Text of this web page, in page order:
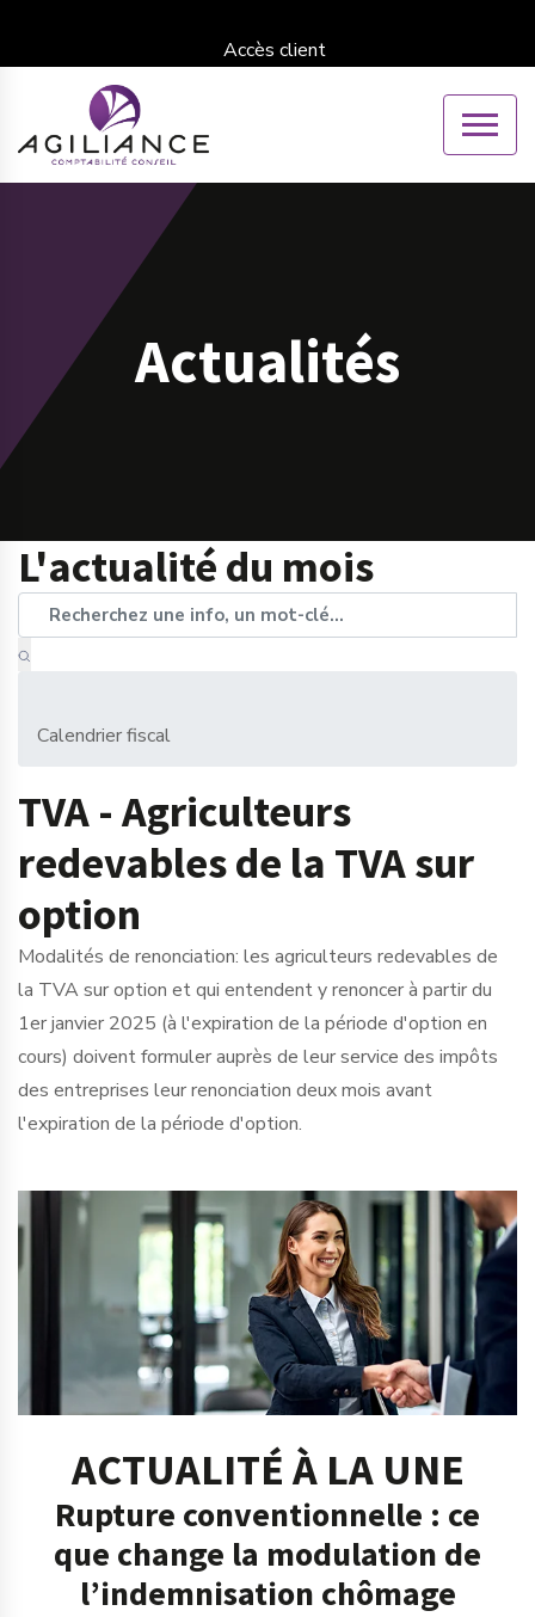
Accès client
Actualités
L'actualité du mois
Calendrier fiscal
TVA - Agriculteurs
redevables de la TVA sur
option
Modalités de renonciation: les agriculteurs redevables de
la TVA sur option et qui entendent y renoncer à partir du
1er janvier 2025 (à l'expiration de la période d'option en
cours) doivent formuler auprès de leur service des impôts
des entreprises leur renonciation deux mois avant
l'expiration de la période d'option.
ACTUALITÉ À LA UNE
Rupture conventionnelle : ce
que change la modulation de
l’indemnisation chômage